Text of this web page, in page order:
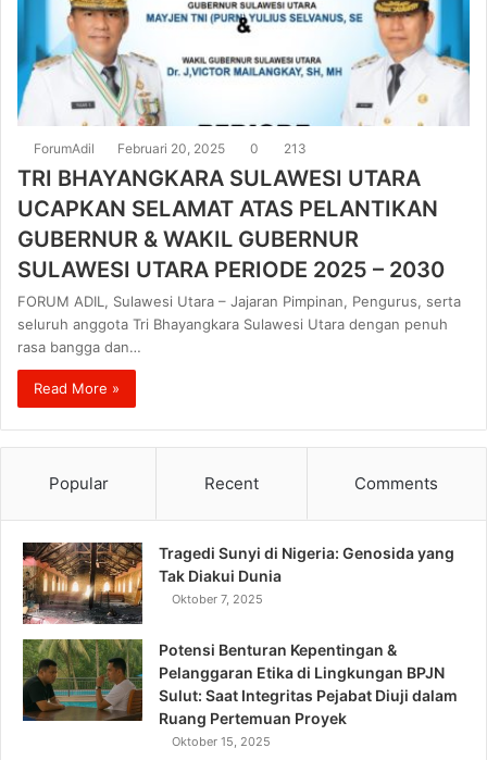
ForumAdil Februari 20, 2025 0 213
TRI BHAYANGKARA SULAWESI UTARA
UCAPKAN SELAMAT ATAS PELANTIKAN
GUBERNUR & WAKIL GUBERNUR
SULAWESI UTARA PERIODE 2025 – 2030
FORUM ADIL, Sulawesi Utara – Jajaran Pimpinan, Pengurus, serta
seluruh anggota Tri Bhayangkara Sulawesi Utara dengan penuh
rasa bangga dan…
Read More »
Popular Recent Comments
Tragedi Sunyi di Nigeria: Genosida yang
Tak Diakui Dunia
Oktober 7, 2025
Potensi Benturan Kepentingan &
Pelanggaran Etika di Lingkungan BPJN
Sulut: Saat Integritas Pejabat Diuji dalam
Ruang Pertemuan Proyek
Oktober 15, 2025